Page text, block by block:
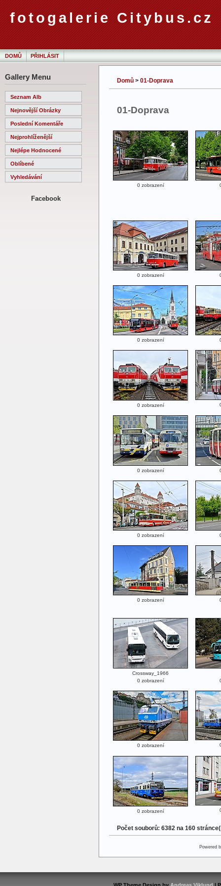
fotogalerie Citybus.cz
DOMŮ PŘIHLÁSIT
Gallery Menu
Seznam Alb
Nejnovější Obrázky
Poslední Komentáře
Nejprohlíženější
Nejlépe Hodnocené
Oblíbené
Vyhledávání
Facebook
Domů > 01-Doprava
01-Doprava
0 zobrazení
0 zobrazení
0 zobrazení
0 zobrazení
0 zobrazení
0 zobrazení
0 zobrazení
Crossway_1966
0 zobrazení
0 zobrazení
0 zobrazení
Počet souborů: 6382 na 160
Powered